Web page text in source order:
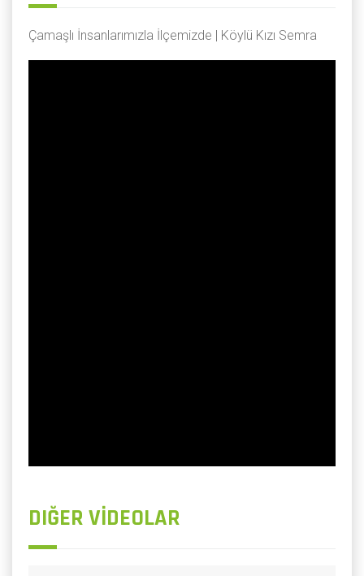
Çamaşlı İnsanlarımızla İlçemizde | Köylü Kızı Semra
DIĞER VİDEOLAR